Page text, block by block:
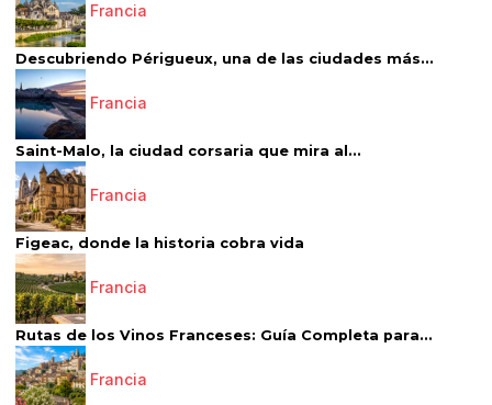
Francia
Descubriendo Périgueux, una de las ciudades más...
Francia
Saint-Malo, la ciudad corsaria que mira al...
Francia
Figeac, donde la historia cobra vida
Francia
Rutas de los Vinos Franceses: Guía Completa para...
Francia